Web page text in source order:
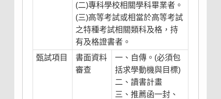
(二)專科學校相關學科畢業者。
(三)高等考試或相當於高等考試
之特種考試相關類科及格，持
有及格證書者。
甄試項目
書面資料
審查
一、自傳。(必須包
括求學動機與目標)
二、讀書計畫
三、推薦函一封、